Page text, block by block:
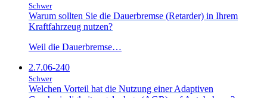
Schwer
Warum sollten Sie die Dauerbremse (Retarder) in Ihrem
Kraftfahrzeug nutzen?
Weil die Dauerbremse…
2.7.06-240
Schwer
Welchen Vorteil hat die Nutzung einer Adaptiven